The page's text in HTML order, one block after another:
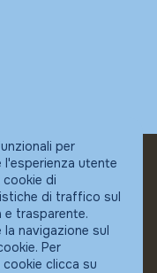
per
l'esperienza utente
di
di traffico sul
e trasparente.
navigazione sul
Per
clicca su